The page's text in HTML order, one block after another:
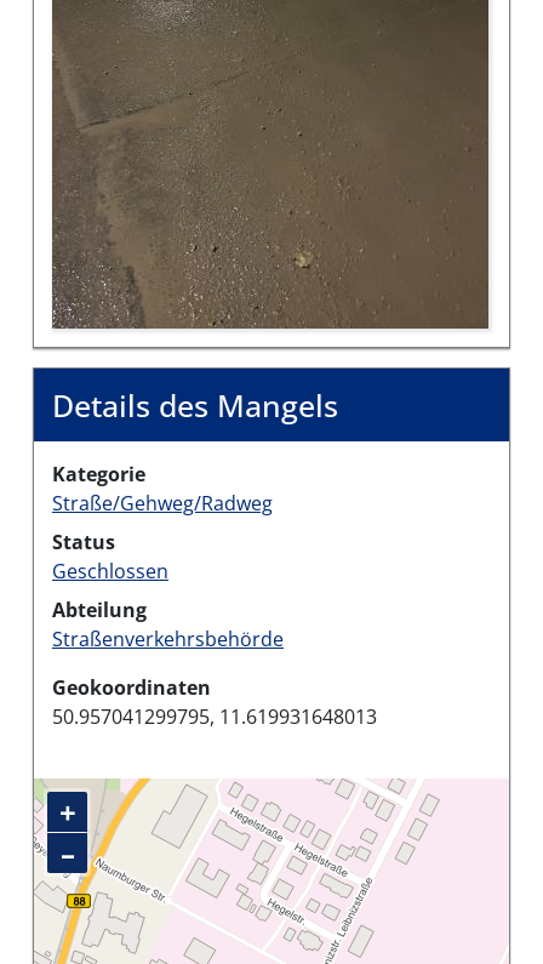
Details des Mangels
Kategorie
Straße/Gehweg/Radweg
Status
Geschlossen
Abteilung
Straßenverkehrsbehörde
Geokoordinaten
50.957041299795, 11.619931648013
+
–